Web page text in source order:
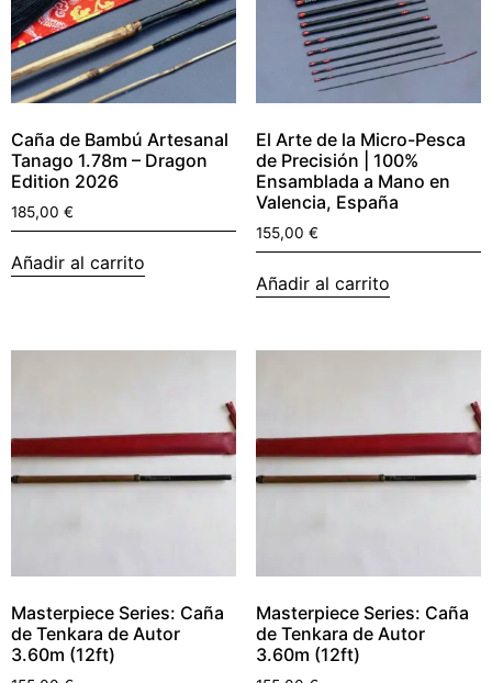
Caña de Bambú Artesanal
Tanago 1.78m – Dragon
Edition 2026
185,00 €
Añadir al carrito
El Arte de la Micro-Pesca
de Precisión | 100%
Ensamblada a Mano en
Valencia, España
155,00 €
Añadir al carrito
Masterpiece Series: Caña
de Tenkara de Autor
3.60m (12ft)
Masterpiece Series: Caña
de Tenkara de Autor
3.60m (12ft)